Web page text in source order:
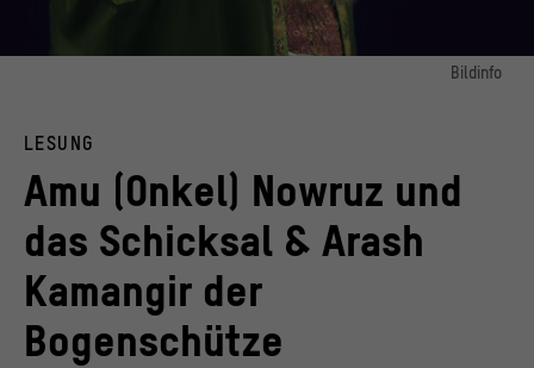
Bildinfo
sa/4.0/deed.de), via Wikimedia Commons
LESUNG
Amu (Onkel) Nowruz und
das Schicksal & Arash
Kamangir der
Bogenschütze